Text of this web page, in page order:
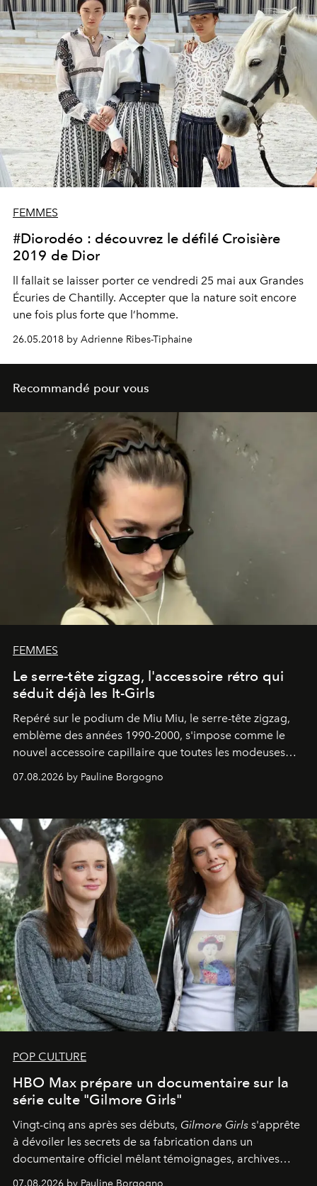
FEMMES
#Diorodéo : découvrez le défilé Croisière
2019 de Dior
ll fallait se laisser porter ce vendredi 25 mai aux Grandes
Écuries de Chantilly. Accepter que la nature soit encore
une fois plus forte que l’homme.
26.05.2018 by Adrienne Ribes-Tiphaine
Recommandé pour vous
FEMMES
Le serre-tête zigzag, l'accessoire rétro qui
séduit déjà les It-Girls
Repéré sur le podium de Miu Miu, le serre-tête zigzag,
emblème des années 1990-2000, s'impose comme le
nouvel accessoire capillaire que toutes les modeuses
s'arrachent déjà.
07.08.2026 by Pauline Borgogno
POP CULTURE
HBO Max prépare un documentaire sur la
série culte "Gilmore Girls"
Vingt-cinq ans après ses débuts, Gilmore Girls s'apprête
à dévoiler les secrets de sa fabrication dans un
documentaire officiel mêlant témoignages, archives
inédites et plongée dans les coulisses d'un phénomène
07.08.2026 by Pauline Borgogno